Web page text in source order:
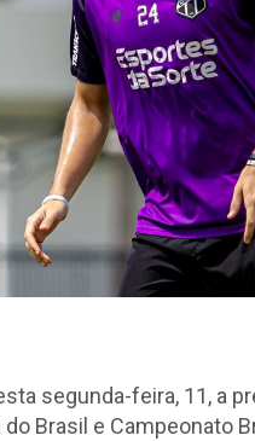
segunda-feira, 11, a
Brasil e Campeonato